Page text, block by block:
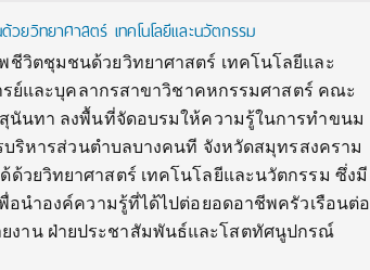
วิทยาศาสตร์ เทคโนโลยีและนวัตกรรม
วิตชุมชนด้วยวิทยาศาสตร์ เทคโนโลยีและ
ย์และบุคลากรสาขาวิชาคหกรรมศาสตร์ คณะ
นันทา ลงพื้นที่จัดอบรมให้ความรู้ในการทำขนม
ริหารส่วนตำบลบางคนที จังหวัดสมุทรสงคราม
วยวิทยาศาสตร์ เทคโนโลยีและนวัตกรรม ซึ่งมี
อนำองค์ความรู้ที่ได้ไปต่อยอดอาชีพครัวเรือนต่อ
ฝ่ายประชาสัมพันธ์และโสตทัศนูปกรณ์